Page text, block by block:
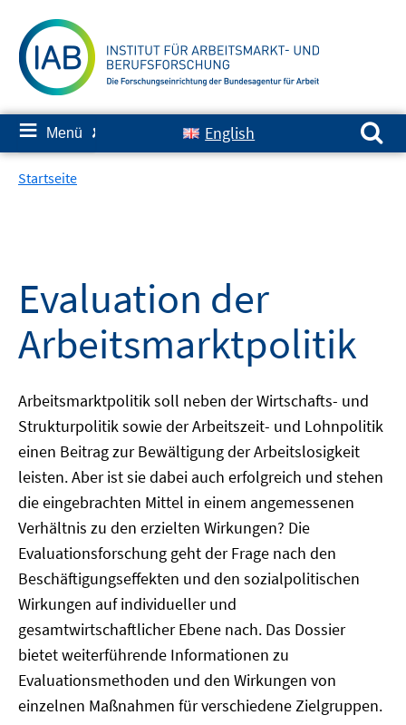
zum
Inhalt
≡ Menü ✘ English
Suchen nach:
Startseite
Evaluation der
Arbeitsmarktpolitik
Arbeitsmarktpolitik soll neben der Wirtschafts- und
Strukturpolitik sowie der Arbeitszeit- und Lohnpolitik
einen Beitrag zur Bewältigung der Arbeitslosigkeit
leisten. Aber ist sie dabei auch erfolgreich und stehen
die eingebrachten Mittel in einem angemessenen
Verhältnis zu den erzielten Wirkungen? Die
Evaluationsforschung geht der Frage nach den
Beschäftigungseffekten und den sozialpolitischen
Wirkungen auf individueller und
gesamtwirtschaftlicher Ebene nach. Das Dossier
bietet weiterführende Informationen zu
Evaluationsmethoden und den Wirkungen von
einzelnen Maßnahmen für verschiedene Zielgruppen.